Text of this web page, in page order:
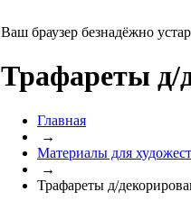
Ваш браузер безнадёжно
Трафареты д/
Главная
→
Материалы для
→
Трафареты д/